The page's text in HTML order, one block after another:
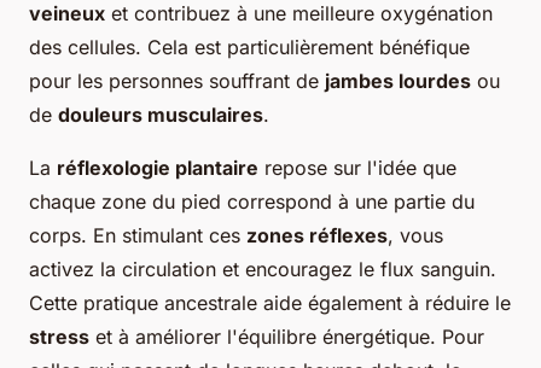
veineux et contribuez à une meilleure oxygénation
des cellules. Cela est particulièrement bénéfique
pour les personnes souffrant de jambes lourdes ou
de douleurs musculaires.
La réflexologie plantaire repose sur l'idée que
chaque zone du pied correspond à une partie du
corps. En stimulant ces zones réflexes, vous
activez la circulation et encouragez le flux sanguin.
Cette pratique ancestrale aide également à réduire le
stress et à améliorer l'équilibre énergétique. Pour